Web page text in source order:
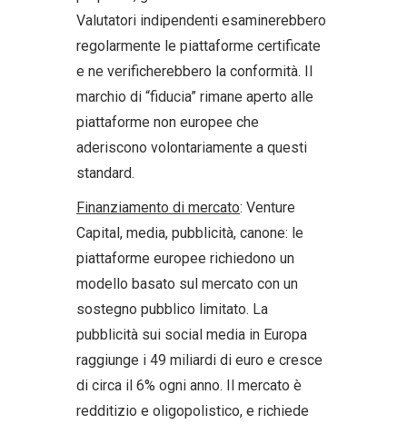
Valutatori indipendenti esaminerebbero
regolarmente le piattaforme certificate
e ne verificherebbero la conformità. Il
marchio di “fiducia” rimane aperto alle
piattaforme non europee che
aderiscono volontariamente a questi
standard.
Finanziamento di mercato: Venture
Capital, media, pubblicità, canone: le
piattaforme europee richiedono un
modello basato sul mercato con un
sostegno pubblico limitato. La
pubblicità sui social media in Europa
raggiunge i 49 miliardi di euro e cresce
di circa il 6% ogni anno. Il mercato è
redditizio e oligopolistico, e richiede